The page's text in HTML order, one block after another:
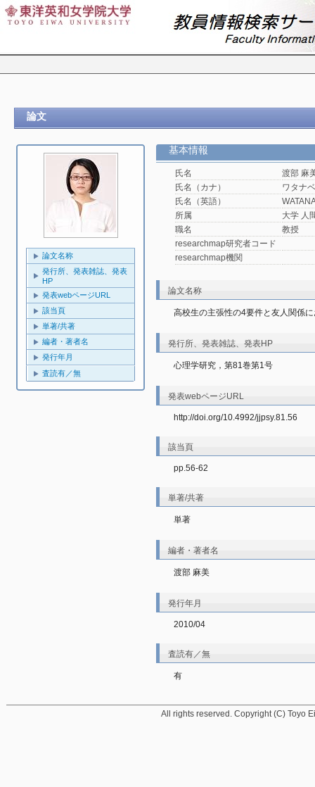
論文
論文名称
発行所、発表雑誌、発表
HP
発表webページURL
該当頁
単著/共著
編者・著者名
発行年月
査読有／無
基本情報
氏名
渡部 麻
氏名（カナ）
ワタナ
氏名（英語）
所属
大学 人
職名
教授
researchmap研究者コード
researchmap機関
論文名称
高校生の主張性の4要件と友人関係
発行所、発表雑誌、発表HP
心理学研究，第81巻第1号
発表webページURL
http://doi.org/10.4992/jjpsy.81.56
該当頁
pp.56-62
単著/共著
単著
編者・著者名
渡部 麻美
発行年月
2010/04
査読有／無
有